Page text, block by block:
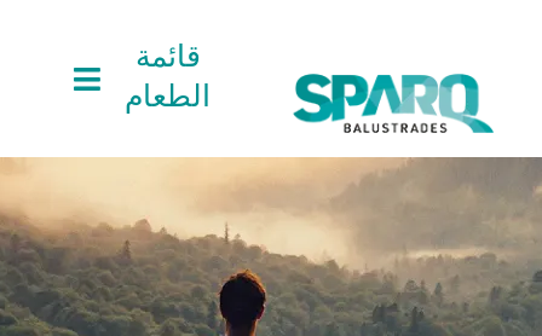
content
قائمة
الطعام
المنتجات
دعم المشروع
المنتجات